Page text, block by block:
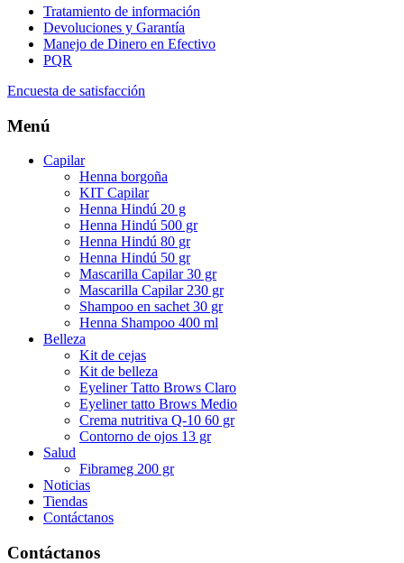
Tratamiento de información
Devoluciones y Garantía
Manejo de Dinero en Efectivo
PQR
Encuesta de satisfacción
Menú
Capilar
Henna borgoña
KIT Capilar
Henna Hindú 20 g
Henna Hindú 500 gr
Henna Hindú 80 gr
Henna Hindú 50 gr
Mascarilla Capilar 30 gr
Mascarilla Capilar 230 gr
Shampoo en sachet 30 gr
Henna Shampoo 400 ml
Belleza
Kit de cejas
Kit de belleza
Eyeliner Tatto Brows Claro
Eyeliner tatto Brows Medio
Crema nutritiva Q-10 60 gr
Contorno de ojos 13 gr
Salud
Fibrameg 200 gr
Noticias
Tiendas
Contáctanos
Contáctanos